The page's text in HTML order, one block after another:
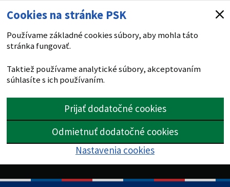
Cookies na stránke PSK
Používame základné cookies súbory, aby mohla táto
stránka fungovať.
Taktiež používame analytické súbory, akceptovaním
súhlasíte s ich používaním.
Prijať dodatočné cookies
Odmietnuť dodatočné cookies
Nastavenia cookies